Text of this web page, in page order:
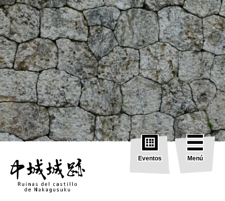
Eventos Menú